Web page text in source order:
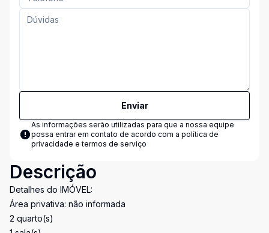
Enviar
As informações serão utilizadas para que a nossa equipe
possa entrar em contato de acordo com a política de
privacidade e termos de serviço
Descrição
Detalhes do IMÓVEL:
Área privativa: não informada
2 quarto(s)